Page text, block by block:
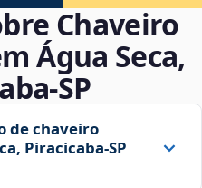
Chaveiro
Água Seca,
de chaveiro
Piracicaba‑SP